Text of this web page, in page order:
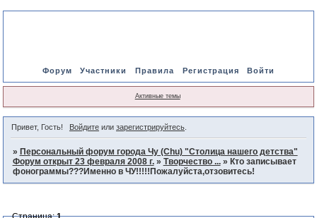
Форум Участники Правила Регистрация Войти
Активные темы
Привет, Гость! Войдитеили зарегистрируйтесь.
» Персональный форум города Чу (Chu) "Столица нашего детства"
Форум открыт 23 февраля 2008 г. » Творчество ... » Кто записывает
фонограммы???Именно в ЧУ!!!!!Пожалуйста,отзовитесь!